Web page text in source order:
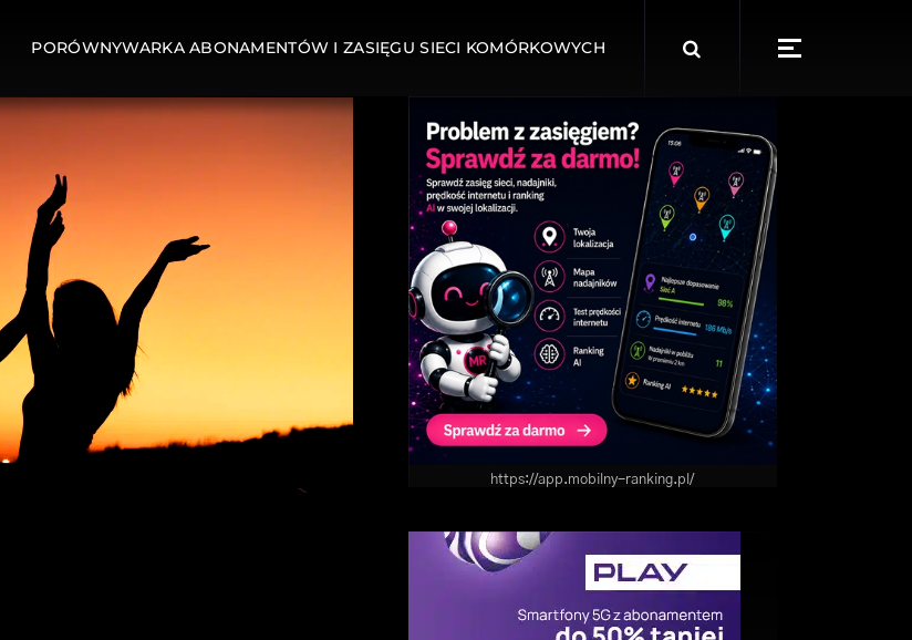
PORÓWNYWARKA ABONAMENTÓW I ZASIĘGU SIECI KOMÓRKOWYCH
for:
https://app.mobilny-ranking.pl/